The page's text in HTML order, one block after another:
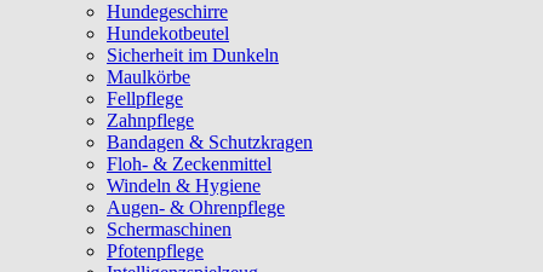
Hundegeschirre
Hundekotbeutel
Sicherheit im Dunkeln
Maulkörbe
Fellpflege
Zahnpflege
Bandagen & Schutzkragen
Floh- & Zeckenmittel
Windeln & Hygiene
Augen- & Ohrenpflege
Schermaschinen
Pfotenpflege